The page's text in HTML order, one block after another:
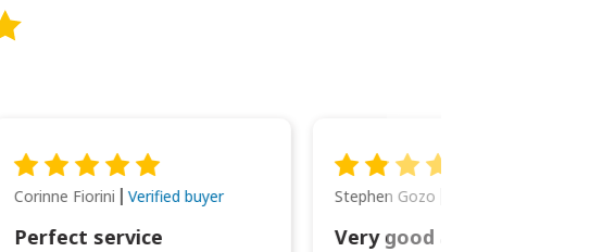
Corinne Fiorini Verified buyer
Perfect service
Stephen Gozo